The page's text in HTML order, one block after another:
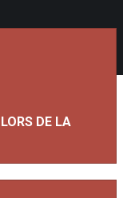
DE LA